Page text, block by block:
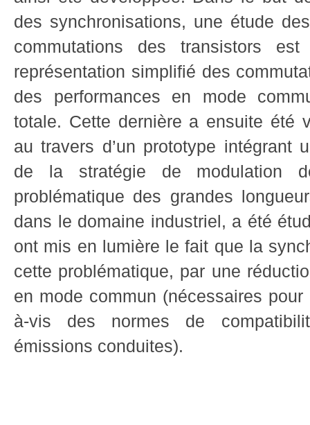
des synchronisations, une étude
commutations des transistors
représentation simplifié des
des performances en mode
totale. Cette dernière a ensuite été
au travers d’un prototype intégrant
de la stratégie de modulation
problématique des grandes
dans le domaine industriel, a été
ont mis en lumière le fait que la
cette problématique, par une
en mode commun (nécessaires
à-vis des normes de
émissions conduites).